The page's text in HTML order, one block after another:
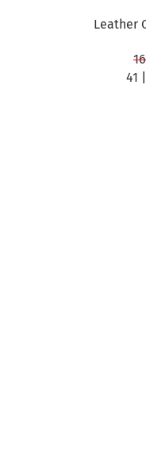
Leather
41